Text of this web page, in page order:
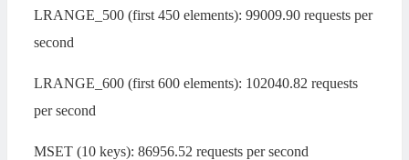
LRANGE_500 (first 450 elements): 99009.90 requests per
second
LRANGE_600 (first 600 elements): 102040.82 requests
per second
MSET (10 keys): 86956.52 requests per second